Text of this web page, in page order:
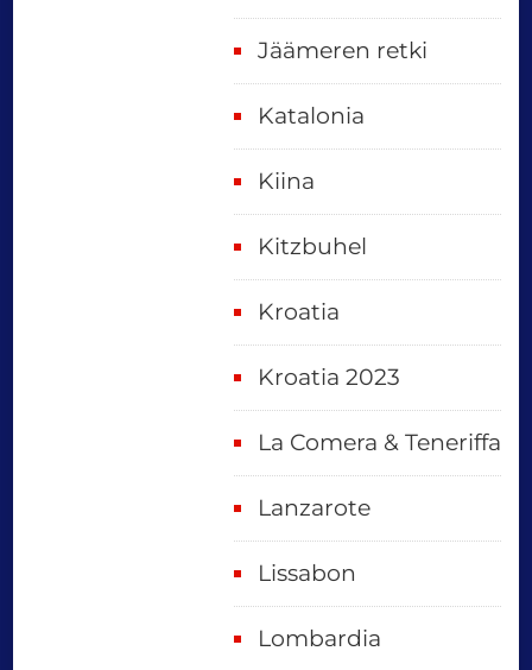
Jäämeren retki
Katalonia
Kiina
Kitzbuhel
Kroatia
Kroatia 2023
La Comera & Teneriffa
Lanzarote
Lissabon
Lombardia